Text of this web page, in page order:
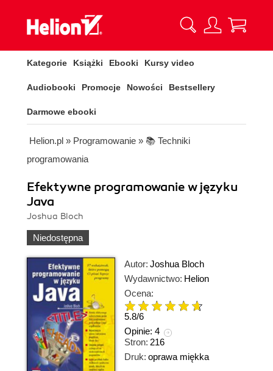
Kategorie Książki Ebooki Kursy video
Audiobooki Promocje Nowości Bestsellery
Darmowe ebooki
Helion.pl » Programowanie » 📚 Techniki
programowania
Efektywne programowanie w języku
Java
Joshua Bloch
Niedostępna
Autor: Joshua Bloch
Wydawnictwo: Helion
Ocena:
5.8/6
Opinie: 4
Stron: 216
Druk: oprawa miękka